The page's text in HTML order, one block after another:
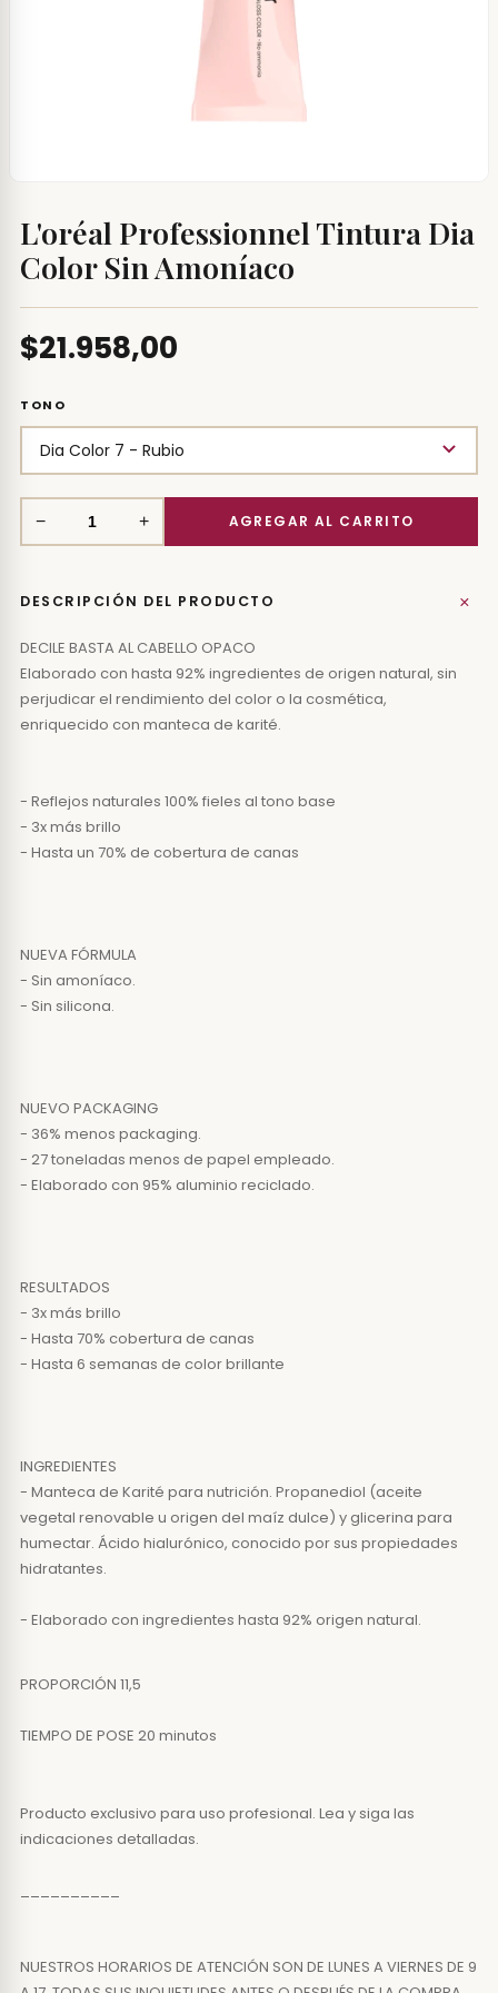
L'oréal Professionnel Tintura Dia
Color Sin Amoníaco
$21.958,00
TONO
− +
DESCRIPCIÓN DEL PRODUCTO +
DECILE BASTA AL CABELLO OPACO
Elaborado con hasta 92% ingredientes de origen natural, sin
perjudicar el rendimiento del color o la cosmética,
enriquecido con manteca de karité.
- Reflejos naturales 100% fieles al tono base
- 3x más brillo
- Hasta un 70% de cobertura de canas
NUEVA FÓRMULA
- Sin amoníaco.
- Sin silicona.
NUEVO PACKAGING
- 36% menos packaging.
- 27 toneladas menos de papel empleado.
- Elaborado con 95% aluminio reciclado.
RESULTADOS
- 3x más brillo
- Hasta 70% cobertura de canas
- Hasta 6 semanas de color brillante
INGREDIENTES
- Manteca de Karité para nutrición. Propanediol (aceite
vegetal renovable u origen del maíz dulce) y glicerina para
humectar. Ácido hialurónico, conocido por sus propiedades
hidratantes.
- Elaborado con ingredientes hasta 92% origen natural.
PROPORCIÓN 11,5
TIEMPO DE POSE 20 minutos
Producto exclusivo para uso profesional. Lea y siga las
indicaciones detalladas.
NUESTROS HORARIOS DE ATENCIÓN SON DE LUNES A VIERNES DE 9